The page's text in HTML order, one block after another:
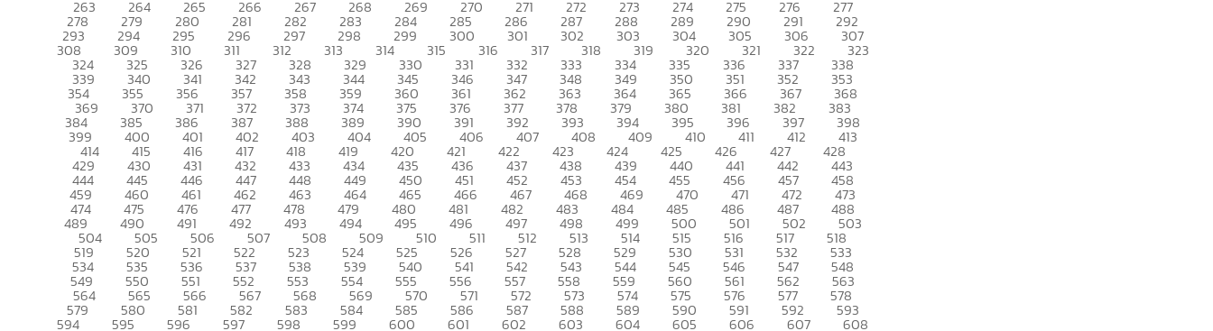
263 264 265 266 267 268 269 270 271 272 273 274 275 276 277
278 279 280 281 282 283 284 285 286 287 288 289 290 291 292
293 294 295 296 297 298 299 300 301 302 303 304 305 306 307
308 309 310 311 312 313 314 315 316 317 318 319 320 321 322 323
324 325 326 327 328 329 330 331 332 333 334 335 336 337 338
339 340 341 342 343 344 345 346 347 348 349 350 351 352 353
354 355 356 357 358 359 360 361 362 363 364 365 366 367 368
369 370 371 372 373 374 375 376 377 378 379 380 381 382 383
384 385 386 387 388 389 390 391 392 393 394 395 396 397 398
399 400 401 402 403 404 405 406 407 408 409 410 411 412 413
414 415 416 417 418 419 420 421 422 423 424 425 426 427 428
429 430 431 432 433 434 435 436 437 438 439 440 441 442 443
444 445 446 447 448 449 450 451 452 453 454 455 456 457 458
459 460 461 462 463 464 465 466 467 468 469 470 471 472 473
474 475 476 477 478 479 480 481 482 483 484 485 486 487 488
489 490 491 492 493 494 495 496 497 498 499 500 501 502 503
504 505 506 507 508 509 510 511 512 513 514 515 516 517 518
519 520 521 522 523 524 525 526 527 528 529 530 531 532 533
534 535 536 537 538 539 540 541 542 543 544 545 546 547 548
549 550 551 552 553 554 555 556 557 558 559 560 561 562 563
564 565 566 567 568 569 570 571 572 573 574 575 576 577 578
579 580 581 582 583 584 585 586 587 588 589 590 591 592 593
594 595 596 597 598 599 600 601 602 603 604 605 606 607 608